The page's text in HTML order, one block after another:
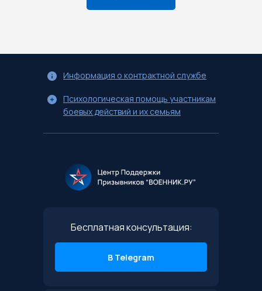
Бесплатная консультация:
В Telegram
Информация о контрактной службе
Психологическая помощь участникам
боевых действий и их семьям